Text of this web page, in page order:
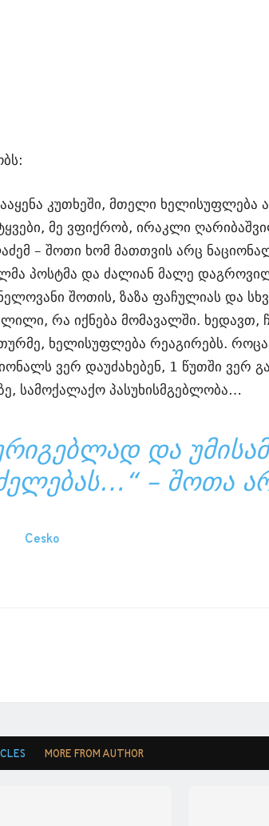
კუთხეში, მთელი ხელისუფლება
მე ვფიქრობ, ირაკლი
– შოთი ხომ მათთვის არც
პოსტმა და ძალიან მალე
შოთის, ზაზა ფაჩულიას და
რა იქნება მომავალში. ხედავთ,
ხელისუფლება რეაგირებს.
ვერ დაუძახებენ, 1 წუთში ვერ
სამოქალაქო პასუხისმგებლობა…
ᲓᲐ
– ᲨᲝᲗᲐ
MORE FROM AUTHOR